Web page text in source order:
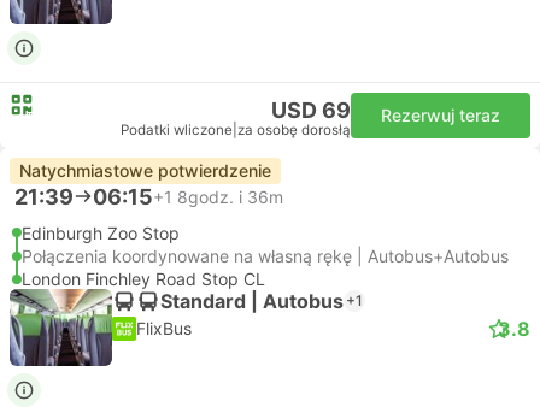
USD 69
Podatki wliczone za osobę dorosłą
Rezerwuj teraz
Natychmiastowe potwierdzenie
21:39 06:15+1 8godz. i 36m
Edinburgh Zoo Stop
Połączenia koordynowane na własną rękę | Autobus+Autobus
London Finchley Road Stop CL
Standard | Autobus +1
FlixBus 3.8